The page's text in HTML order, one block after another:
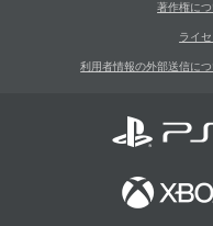
著作権に
ライセ
利用者情報の外部送信につ